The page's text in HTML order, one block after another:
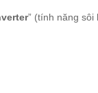
” (tính năng sôi